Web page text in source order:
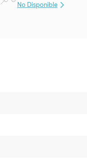
No Disponible